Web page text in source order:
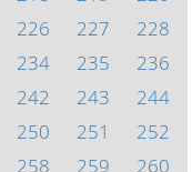
226 227
228
234 235
236
242 243
244
250 251
252
258 259
260